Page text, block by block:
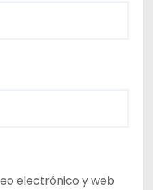
electrónico y web